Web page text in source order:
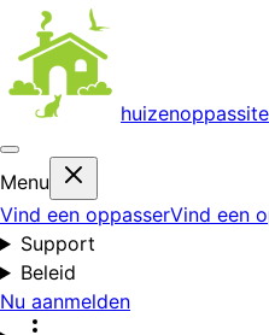
huizenoppas
Menu
Vind een oppasserVind een
Support
Beleid
Nu aanmelden